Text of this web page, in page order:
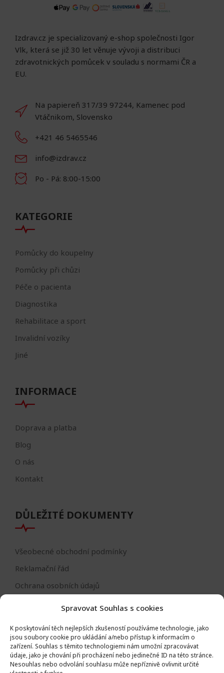
Spravovat Souhlas s cookies
K poskytování těch nejlepších zkušeností používáme technologie, jako
jsou soubory cookie pro ukládání a/nebo přístup k informacím o
zařízení. Souhlas s těmito technologiemi nám umožní zpracovávat
údaje, jako je chování při procházení nebo jedinečné ID na této stránce.
Nesouhlas nebo odvolání souhlasu může nepříznivě ovlivnit určité
Izdrav.cz je specializovaný e-shop společnosti Igor
Vlk, která se již 30 let věnuje vývoji a distribuci
zdravotnických pomůcek v souladu s normami ČR a
EU.
Na papiereň 317/39 97244, Kamenec pod
Vtáčnikom, Slovensko
+421 46 5465546
info@izdrav.cz
Po - Pá: 8:00-15:00
KATEGORIE
Pomůcky do koupelny
Pomůcky při chůzi
Péče o pacienta
Diagnostika
Rehabilitace a sport
Invalidní vozíky
Jiné
INFORMACE
Doprava a platba
Blog
O nás
Kontakt
DŮLEŽITÉ DOKUMENTY
Všeobecné obchodní podmínky
Reklamační řád
Ochrana osobních údajů
Formulář - odstoupení od smlouvy
Odstoupení od smlouvy